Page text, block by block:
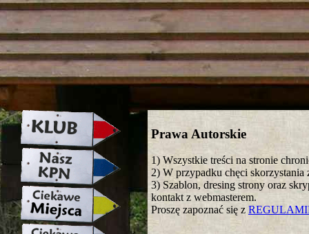
strona w naprawie zapraszamy
Prawa Autorskie
1) Wszystkie treści na stronie
2) W przypadku chęci skorzystania
3) Szablon, dresing strony oraz
kontakt z webmasterem.
Proszę zapoznać się z